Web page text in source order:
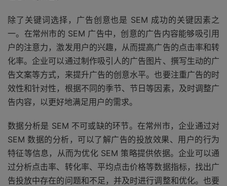
除了关键词选择，广告创意也是 SEM 成功的关键因素之
一。在常州市的 SEM 广告中，创意的广告内容能够吸引用
户的注意力，激发用户的兴趣，从而提高广告的点击率和转
化率。企业可以通过制作吸引人的广告图片、撰写生动的广
告文案等方式，来提升广告的创意水平。也要注重广告的时
效性和针对性，根据不同的季节、节日等因素，及时调整广
告内容，以更好地满足用户的需求。
数据分析是 SEM 不可或缺的环节。在常州市，企业通过对
SEM 数据的分析，可以了解广告的投放效果、用户的行为
特征等信息，从而为优化 SEM 策略提供依据。企业可以通
过分析点击率、转化率、平均点击价格等数据指标，找出广
告投放中存在的问题和不足，并及时进行调整和优化。也要